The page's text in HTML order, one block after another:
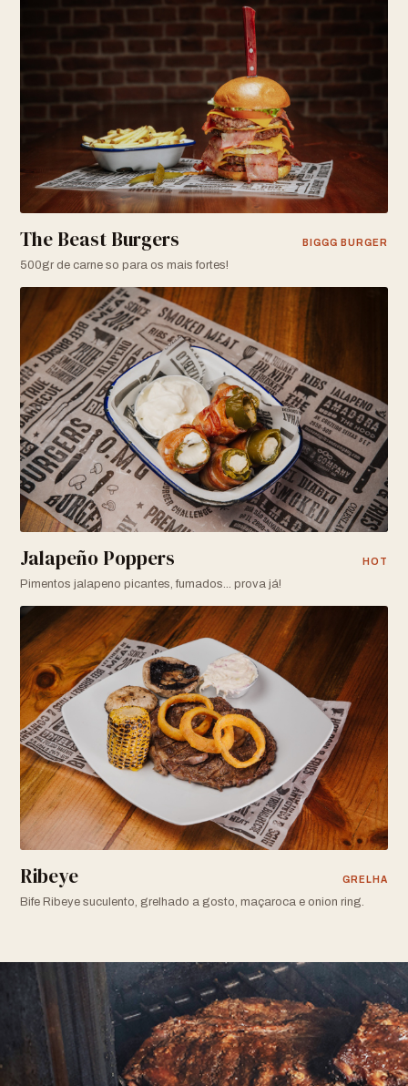
The Beast Burgers BIGGG BURGER
500gr de carne so para os mais fortes!
Jalapeño Poppers HOT
Pimentos jalapeno picantes, fumados... prova já!
Ribeye GRELHA
Bife Ribeye suculento, grelhado a gosto, maçaroca e onion ring.